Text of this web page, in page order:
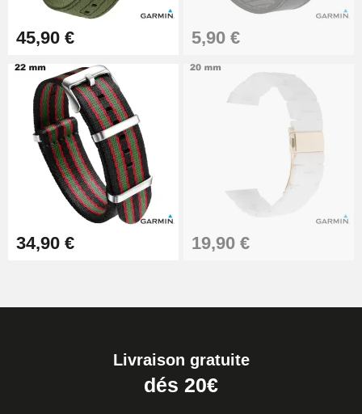
45,90 € 5,90 €
34,90 € 19,90 €
Livraison gratuite
dés 20€